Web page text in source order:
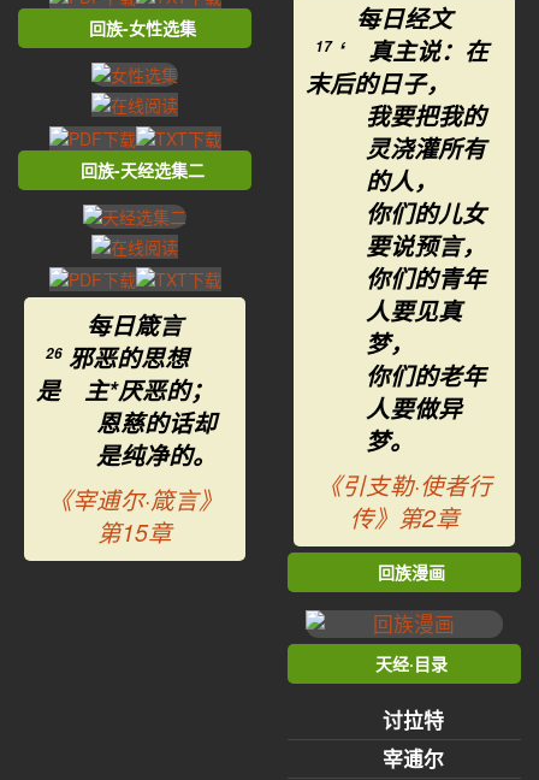
回族-女性选集
回族-天经选集二
每日箴言
26 邪恶的思想
是 主*厌恶的；
恩慈的话却
是纯净的。
《宰逋尔·箴言》
第15章
每日经文
17 ‘ 真主说：在
末后的日子，
我要把我的
灵浇灌所有
的人，
你们的儿女
要说预言，
你们的青年
人要见真
梦，
你们的老年
人要做异
梦。
《引支勒·使者行
传》第2章
回族漫画
天经·目录
讨拉特
宰逋尔